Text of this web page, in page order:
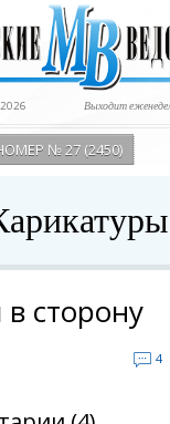
Выходит
№ 27 (2450)
сторону
4